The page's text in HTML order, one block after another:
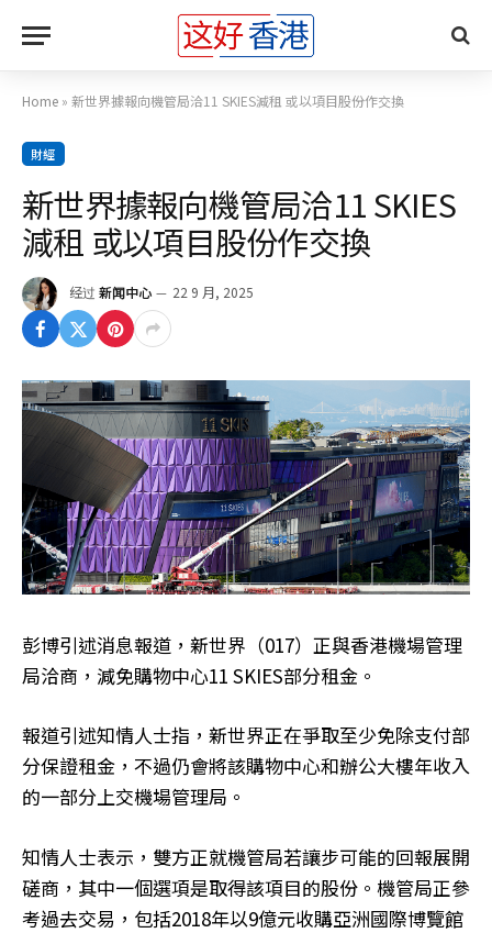
Home » 新世界據報向機管局洽11 SKIES減租 或以項目股份作交換
財經
新世界據報向機管局洽11 SKIES
減租 或以項目股份作交換
经过 新闻中心 22 9 月, 2025
彭博引述消息報道，新世界（017）正與香港機場管理
局洽商，減免購物中心11 SKIES部分租金。
報道引述知情人士指，新世界正在爭取至少免除支付部
分保證租金，不過仍會將該購物中心和辦公大樓年收入
的一部分上交機場管理局。
知情人士表示，雙方正就機管局若讓步可能的回報展開
磋商，其中一個選項是取得該項目的股份。機管局正參
考過去交易，包括2018年以9億元收購亞洲國際博覽館